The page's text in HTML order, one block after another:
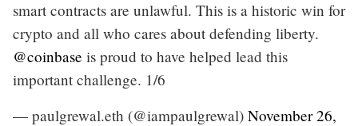
smart contracts are unlawful. This is a historic win for
crypto and all who cares about defending liberty.
@coinbase is proud to have helped lead this
important challenge. 1/6
— paulgrewal.eth (@iampaulgrewal) November 26,